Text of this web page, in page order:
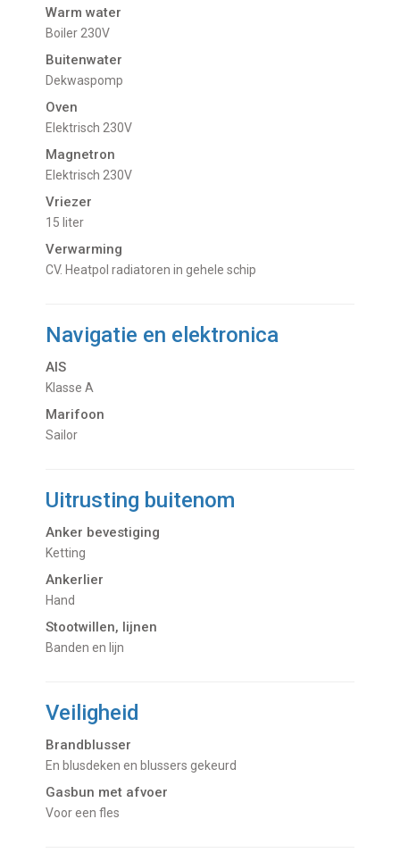
Warm water
Boiler 230V
Buitenwater
dekwaspomp
Oven
Elektrisch 230V
Magnetron
Elektrisch 230V
Vriezer
15 liter
Verwarming
CV. Heatpol radiatoren in gehele schip
Navigatie en elektronica
AIS
Klasse A
Marifoon
Sailor
Uitrusting buitenom
Anker bevestiging
Ketting
Ankerlier
Hand
Stootwillen, lijnen
Banden en lijn
Veiligheid
Brandblusser
en blusdeken en blussers gekeurd
Gasbun met afvoer
Voor een fles